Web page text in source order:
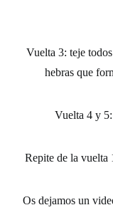
Vuelta 3: teje
hebras que
Vuelta 4 y
Repite de la vuelta
Os dejamos un